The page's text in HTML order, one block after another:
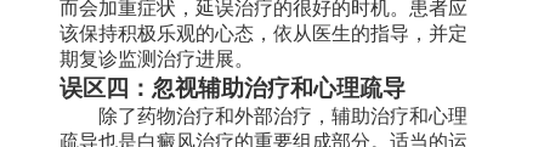
该保持积极乐观的心态，依从医生的指导，并定
期复诊监测治疗进展。
误区四：忽视辅助治疗和心理疏导
除了药物治疗和外部治疗，辅助治疗和心理
疏导也是白癜风治疗的重要组成部分。适当的运